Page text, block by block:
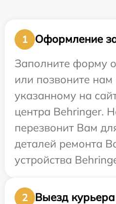
1
Оформление
Заполните форму
или позвоните
указанному на
центра Behringer.
перезвонит Вам
деталей ремонта
устройства
2
Выезд